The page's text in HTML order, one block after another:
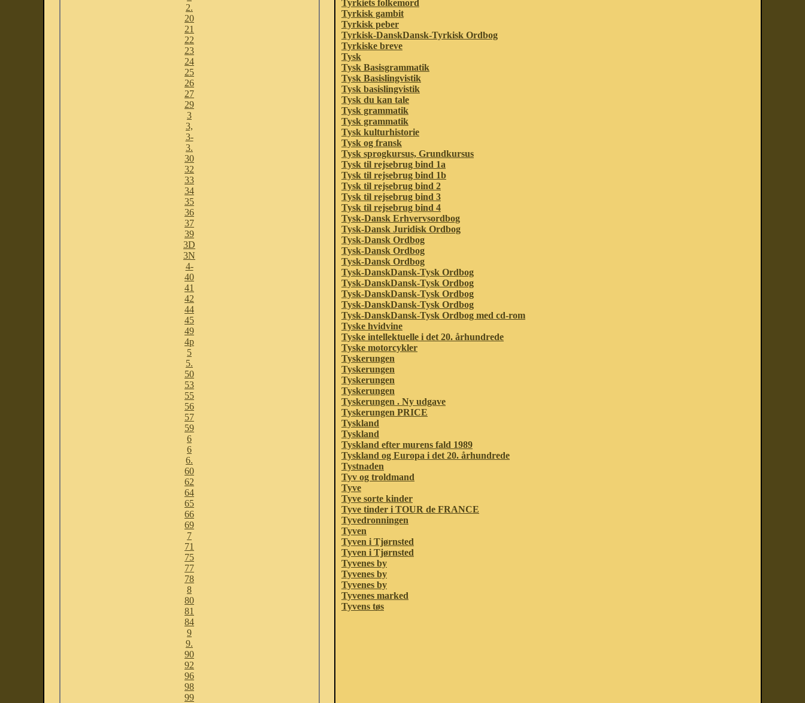
2.
20
21
22
23
24
25
26
27
29
3
3,
3-
3.
30
32
33
34
35
36
37
39
3D
3N
4-
40
41
42
44
45
49
4p
5
5.
50
53
55
56
57
59
6
6
6.
60
62
64
65
66
69
7
71
75
77
78
8
80
81
84
9
9.
90
92
96
98
99
Tyrkiets folkemord
Tyrkisk gambit
Tyrkisk peber
Tyrkisk-DanskDansk-Tyrkisk Ordbog
Tyrkiske breve
Tysk
Tysk Basisgrammatik
Tysk Basislingvistik
Tysk basislingvistik
Tysk du kan tale
Tysk grammatik
Tysk grammatik
Tysk kulturhistorie
Tysk og fransk
Tysk sprogkursus, Grundkursus
Tysk til rejsebrug bind 1a
Tysk til rejsebrug bind 1b
Tysk til rejsebrug bind 2
Tysk til rejsebrug bind 3
Tysk til rejsebrug bind 4
Tysk-Dansk Erhvervsordbog
Tysk-Dansk Juridisk Ordbog
Tysk-Dansk Ordbog
Tysk-Dansk Ordbog
Tysk-Dansk Ordbog
Tysk-DanskDansk-Tysk Ordbog
Tysk-DanskDansk-Tysk Ordbog
Tysk-DanskDansk-Tysk Ordbog
Tysk-DanskDansk-Tysk Ordbog
Tysk-DanskDansk-Tysk Ordbog med cd-rom
Tyske hvidvine
Tyske intellektuelle i det 20. århundrede
Tyske motorcykler
Tyskerungen
Tyskerungen
Tyskerungen
Tyskerungen
Tyskerungen . Ny udgave
Tyskerungen PRICE
Tyskland
Tyskland
Tyskland efter murens fald 1989
Tyskland og Europa i det 20. århundrede
Tystnaden
Tyv og troldmand
Tyve
Tyve sorte kinder
Tyve tinder i TOUR de FRANCE
Tyvedronningen
Tyven
Tyven i Tjørnsted
Tyven i Tjørnsted
Tyvenes by
Tyvenes by
Tyvenes by
Tyvenes marked
Tyvens tøs